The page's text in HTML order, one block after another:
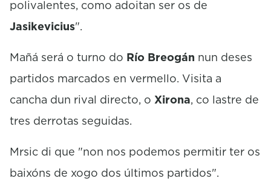
polivalentes, como adoitan ser os de
Jasikevicius".
Mañá será o turno do Río Breogán nun deses
partidos marcados en vermello. Visita a
cancha dun rival directo, o Xirona, co lastre de
tres derrotas seguidas.
Mrsic di que "non nos podemos permitir ter os
baixóns de xogo dos últimos partidos".